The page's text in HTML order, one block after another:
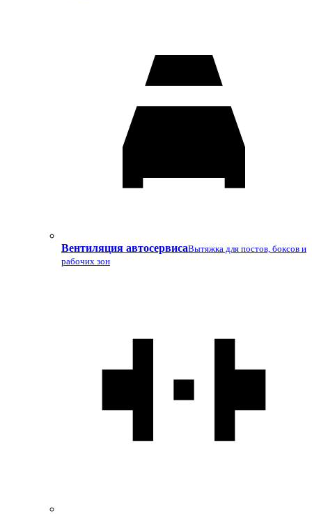
Вентиляция автосервисаВытяжка для постов, боксов и
рабочих зон